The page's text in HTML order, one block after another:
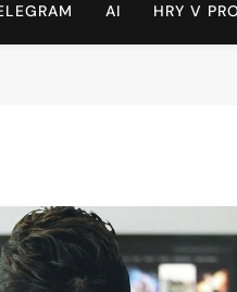
AI HRY V